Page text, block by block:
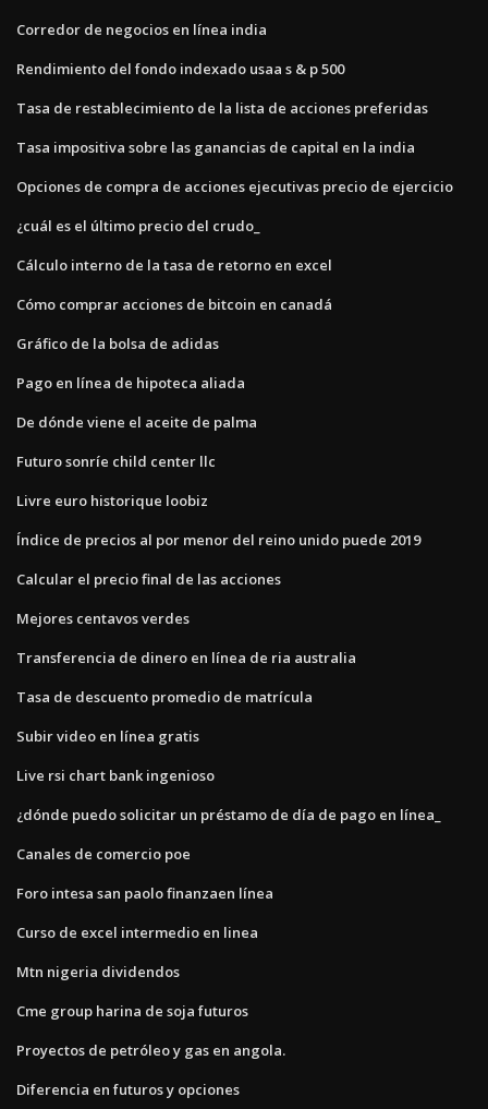
Corredor de negocios en línea india
Rendimiento del fondo indexado usaa s & p 500
Tasa de restablecimiento de la lista de acciones preferidas
Tasa impositiva sobre las ganancias de capital en la india
Opciones de compra de acciones ejecutivas precio de ejercicio
¿cuál es el último precio del crudo_
Cálculo interno de la tasa de retorno en excel
Cómo comprar acciones de bitcoin en canadá
Gráfico de la bolsa de adidas
Pago en línea de hipoteca aliada
De dónde viene el aceite de palma
Futuro sonríe child center llc
Livre euro historique loobiz
Índice de precios al por menor del reino unido puede 2019
Calcular el precio final de las acciones
Mejores centavos verdes
Transferencia de dinero en línea de ria australia
Tasa de descuento promedio de matrícula
Subir video en línea gratis
Live rsi chart bank ingenioso
¿dónde puedo solicitar un préstamo de día de pago en línea_
Canales de comercio poe
Foro intesa san paolo finanzaen línea
Curso de excel intermedio en linea
Mtn nigeria dividendos
Cme group harina de soja futuros
Proyectos de petróleo y gas en angola.
Diferencia en futuros y opciones